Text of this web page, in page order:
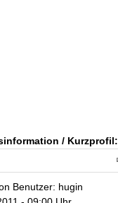
/ Kurzprofil:
Benutzer: hugin